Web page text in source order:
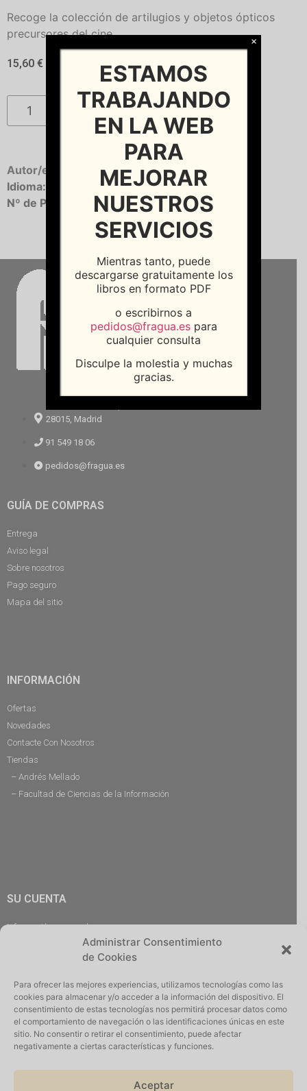
Administrar Consentimiento
de Cookies
Para ofrecer las mejores experiencias, utilizamos tecnologías como las
cookies para almacenar y/o acceder a la información del dispositivo. El
consentimiento de estas tecnologías nos permitirá procesar datos como
el comportamiento de navegación o las identificaciones únicas en este
sitio. No consentir o retirar el consentimiento, puede afectar
negativamente a ciertas características y funciones.
Aceptar
Recoge la colección de artilugios y objetos ópticos
precursores del cine.
15,60 €
Añadir al carrito
Autor/es:
HERRERO HERRERO, Miguel
Idioma:
Castellano
Nº de Páginas:
104
28015, Madrid
91 549 18 06
pedidos@fragua.es
GUÍA DE COMPRAS
Entrega
Aviso legal
Sobre nosotros
Pago seguro
Mapa del sitio
INFORMACIÓN
Ofertas
Novedades
Contacte Con Nosotros
Tiendas
– Andrés Mellado
– Facultad de Ciencias de la Información
SU CUENTA
Información personal
Cerrar Sesión
Iniciar Sesión
ESTAMOS
TRABAJANDO
EN LA WEB
PARA
MEJORAR
NUESTROS
SERVICIOS
Mientras tanto, puede
descargarse gratuitamente los
libros en formato PDF
o escribirnos a
pedidos@fragua.espara
cualquier consulta
Disculpe la molestia y muchas
gracias.
×